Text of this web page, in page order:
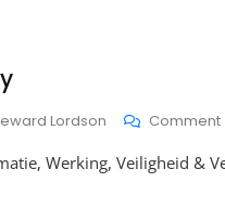
Lordson Comment
Werking, Veiligheid &